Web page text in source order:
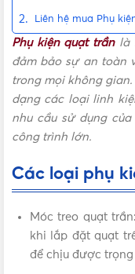
Liên hệ mua Phụ
Phụ kiện quạt trầnlà
đảm bảo sự an toàn
trong mọi không gian.
dạng các loại linh
nhu cầu sử dụng
công trình lớn.
Các loại phụ
Móc treo quạt
khi lắp đặt quạt
để chịu được trọng